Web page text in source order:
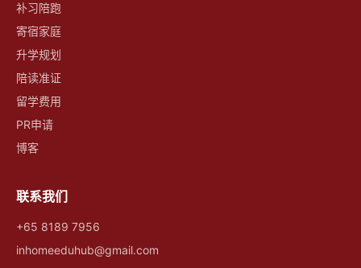
补习陪跑
寄宿家庭
升学规划
陪读准证
留学费用
PR申请
博客
联系我们
+65 8189 7956
inhomeeduhub@gmail.com